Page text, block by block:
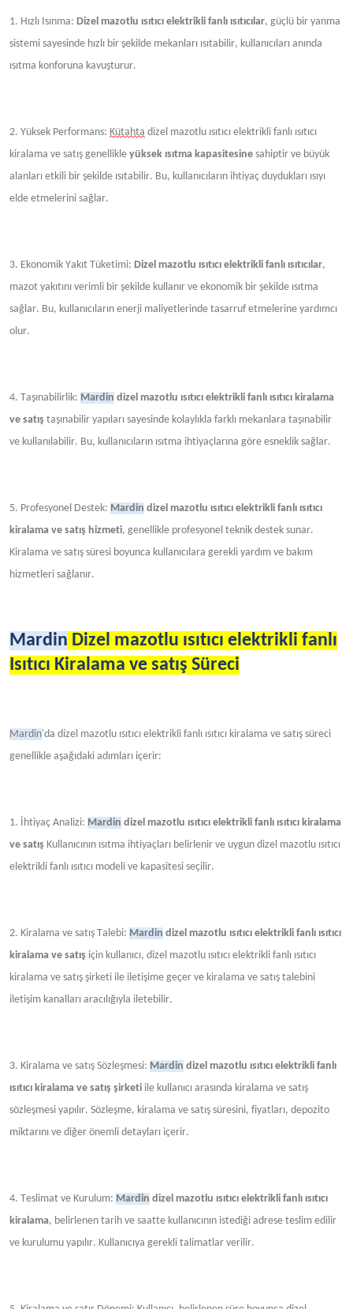
1. Hızlı Isınma: Dizel mazotlu ısıtıcı elektrikli fanlı ısıtıcılar, güçlü bir yanma
sistemi sayesinde hızlı bir şekilde mekanları ısıtabilir, kullanıcıları anında
ısıtma konforuna kavuşturur.
2. Yüksek Performans: Kütahta dizel mazotlu ısıtıcı elektrikli fanlı ısıtıcı
kiralama ve satış genellikle yüksek ısıtma kapasitesine sahiptir ve büyük
alanları etkili bir şekilde ısıtabilir. Bu, kullanıcıların ihtiyaç duydukları ısıyı
elde etmelerini sağlar.
3. Ekonomik Yakıt Tüketimi: Dizel mazotlu ısıtıcı elektrikli fanlı ısıtıcılar,
mazot yakıtını verimli bir şekilde kullanır ve ekonomik bir şekilde ısıtma
sağlar. Bu, kullanıcıların enerji maliyetlerinde tasarruf etmelerine yardımcı
olur.
4. Taşınabilirlik: Mardin dizel mazotlu ısıtıcı elektrikli fanlı ısıtıcı kiralama
ve satış taşınabilir yapıları sayesinde kolaylıkla farklı mekanlara taşınabilir
ve kullanılabilir. Bu, kullanıcıların ısıtma ihtiyaçlarına göre esneklik sağlar.
5. Profesyonel Destek: Mardin dizel mazotlu ısıtıcı elektrikli fanlı ısıtıcı
kiralama ve satış hizmeti, genellikle profesyonel teknik destek sunar.
Kiralama ve satış süresi boyunca kullanıcılara gerekli yardım ve bakım
hizmetleri sağlanır.
Mardin Dizel mazotlu ısıtıcı elektrikli fanlı
Isıtıcı Kiralama ve satış Süreci
Mardin'da dizel mazotlu ısıtıcı elektrikli fanlı ısıtıcı kiralama ve satış süreci
genellikle aşağıdaki adımları içerir:
1. İhtiyaç Analizi: Mardin dizel mazotlu ısıtıcı elektrikli fanlı ısıtıcı kiralama
ve satış Kullanıcının ısıtma ihtiyaçları belirlenir ve uygun dizel mazotlu ısıtıcı
elektrikli fanlı ısıtıcı modeli ve kapasitesi seçilir.
2. Kiralama ve satış Talebi: Mardin dizel mazotlu ısıtıcı elektrikli fanlı ısıtıcı
kiralama ve satış için kullanıcı, dizel mazotlu ısıtıcı elektrikli fanlı ısıtıcı
kiralama ve satış şirketi ile iletişime geçer ve kiralama ve satış talebini
iletişim kanalları aracılığıyla iletebilir.
3. Kiralama ve satış Sözleşmesi: Mardin dizel mazotlu ısıtıcı elektrikli fanlı
ısıtıcı kiralama ve satış şirketi ile kullanıcı arasında kiralama ve satış
sözleşmesi yapılır. Sözleşme, kiralama ve satış süresini, fiyatları, depozito
miktarını ve diğer önemli detayları içerir.
4. Teslimat ve Kurulum: Mardin dizel mazotlu ısıtıcı elektrikli fanlı ısıtıcı
kiralama, belirlenen tarih ve saatte kullanıcının istediği adrese teslim edilir
ve kurulumu yapılır. Kullanıcıya gerekli talimatlar verilir.